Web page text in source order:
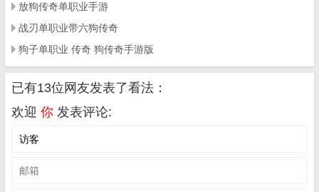
放狗传奇单职业手游
战刃单职业带六狗传奇
狗子单职业 传奇 狗传奇手游版
已有13位网友发表了看法：
欢迎 你 发表评论: